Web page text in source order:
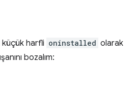
harfli oninstalled olarak
bozalım: